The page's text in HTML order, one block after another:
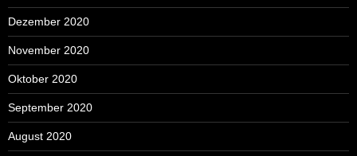
Dezember 2020
November 2020
Oktober 2020
September 2020
August 2020